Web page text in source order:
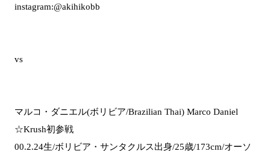
instagram:@akihikobb
vs
マルコ・ダニエル(ボリビア/Brazilian Thai) Marco Daniel
☆Krush初参戦
00.2.24生/ボリビア・サンタクルス出身/25歳/173cm/オーソ